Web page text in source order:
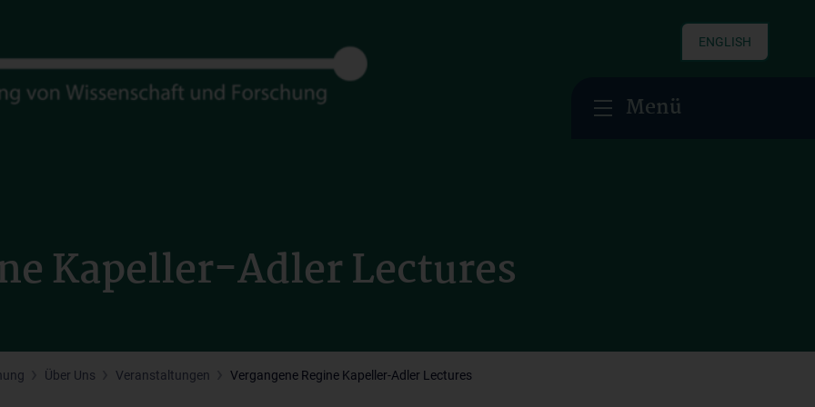
ENGLISH
Menü
Kapeller-Adler Lectures
Über Uns Veranstaltungen Vergangene Regine Kapeller-Adler Lectures